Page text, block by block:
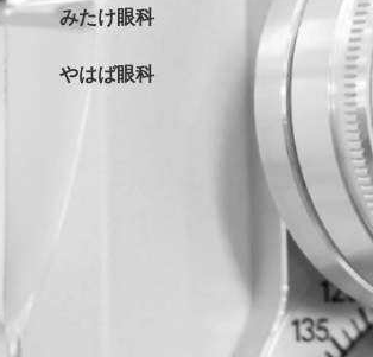
みたけ眼科
やはば眼科